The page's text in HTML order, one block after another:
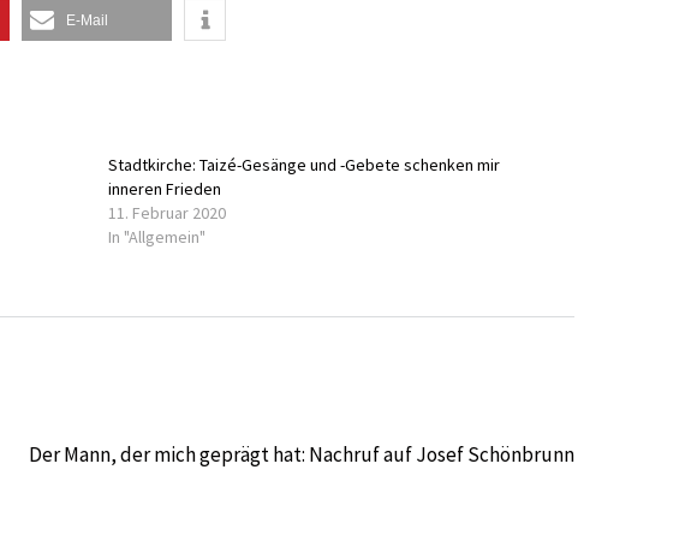
E-Mail
Stadtkirche: Taizé-Gesänge und -Gebete schenken mir
inneren Frieden
11. Februar 2020
In "Allgemein"
Der Mann, der mich geprägt hat: Nachruf auf Josef Schönbrunn